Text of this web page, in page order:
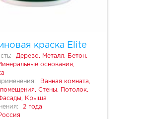
краска Elite
Дерево, Металл, Бетон,
основания,
Ванная комната,
Стены, Потолок,
Крыша
2 года